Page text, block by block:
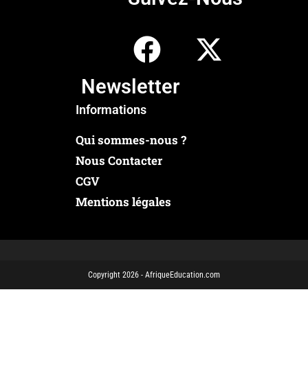
Newsletter
Informations
Qui sommes-nous ?
Nous Contacter
CGV
Mentions légales
Copyright 2026 - AfriqueEducation.com